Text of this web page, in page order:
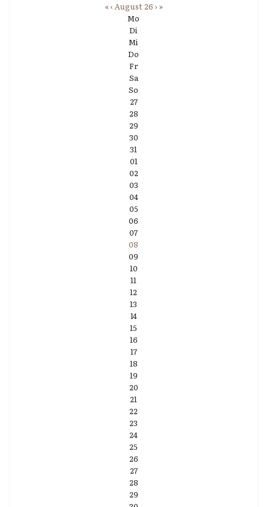
«‹August 26 ›»
Mo
Di
Mi
Do
Fr
Sa
So
27
28
29
30
31
01
02
03
04
05
06
07
08
09
10
11
12
13
14
15
16
17
18
19
20
21
22
23
24
25
26
27
28
29